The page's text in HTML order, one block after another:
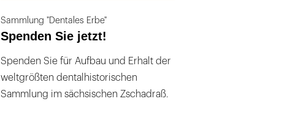
Sammlung "Dentales Erbe"
Spenden Sie jetzt!
Spenden Sie für Aufbau und Erhalt der
weltgrößten dentalhistorischen
Sammlung im sächsischen Zschadraß.